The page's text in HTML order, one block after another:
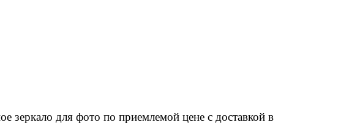
зеркало для фото по приемлемой цене с доставкой в